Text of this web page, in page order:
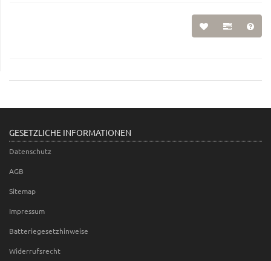
GESETZLICHE INFORMATIONEN
Datenschutz
AGB
Sitemap
Impressum
Batteriegesetzhinweise
Widerrufsrecht